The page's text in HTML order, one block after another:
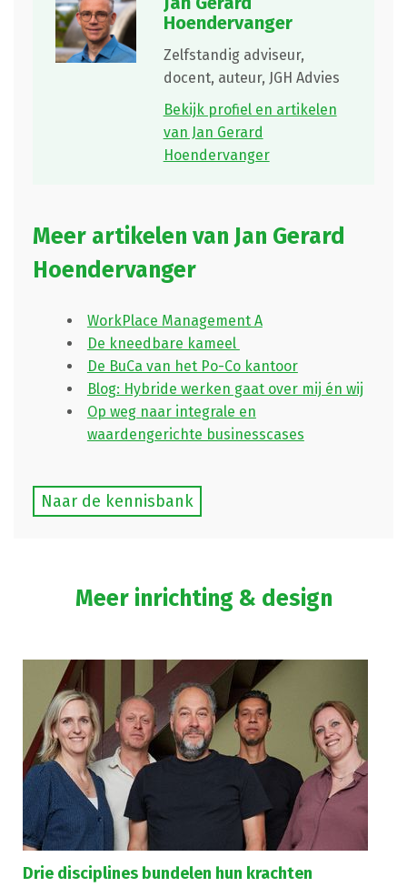
Hoendervanger
Zelfstandig adviseur,
docent, auteur, JGH Advies
Bekijk profiel en artikelen
van Jan Gerard
Hoendervanger
Meer artikelen van Jan Gerard
Hoendervanger
WorkPlace Management A
De kneedbare kameel
De BuCa van het Po-Co kantoor
Blog: Hybride werken gaat over mij én wij
Op weg naar integrale en
waardengerichte businesscases
Naar de kennisbank
Meer inrichting & design
Drie disciplines bundelen hun krachten